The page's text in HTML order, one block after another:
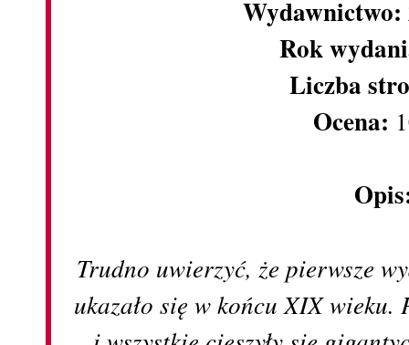
Wydawnictwo:
Rok
Liczba
Ocena:
Trudno uwierzyć, że pierwsze
ukazało się w końcu XIX wieku.